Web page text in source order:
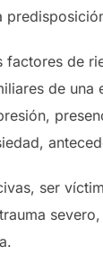
factores de
de una
ser